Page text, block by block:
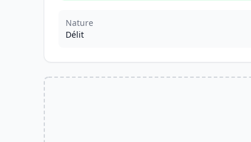
Nature
Délit